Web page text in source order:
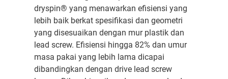
dryspin® yang menawarkan efisiensi yang
lebih baik berkat spesifikasi dan geometri
yang disesuaikan dengan mur plastik dan
lead screw. Efisiensi hingga 82% dan umur
masa pakai yang lebih lama dicapai
dibandingkan dengan drive lead screw